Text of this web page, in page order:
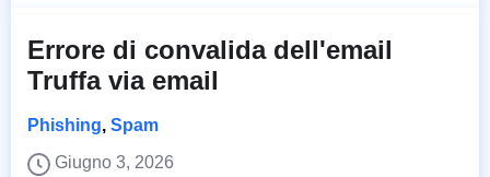
Errore di convalida dell'email
Truffa via email
Phishing, Spam
Giugno 3, 2026